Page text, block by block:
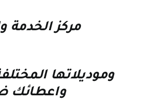
مركز الخدمة
وموديلاتها
واعطائك